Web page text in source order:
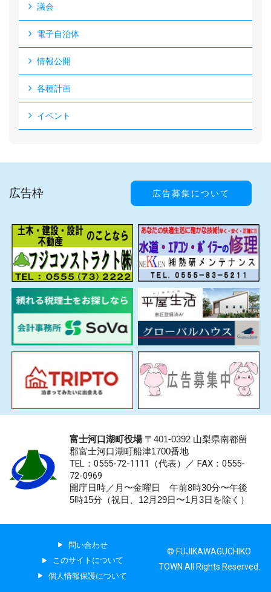
議会
電子自治体
情報公開
各種計画
イベント
広告枠 広告募集について
富士河口湖町役場〒401-0392 山梨県南都留
郡富士河口湖町船津1700番地
TEL：0555-72-1111 （代表）／ FAX：0555-
72-0969
開庁日時／月〜金曜日 午前8時30分〜午後
5時15分（祝日、12月29日〜1月3日を除く）
問い合わせ
このサイトについて
個人情報保護について
© FUJIKAWAGUCHIKO
TOWN All Rights Reserved.